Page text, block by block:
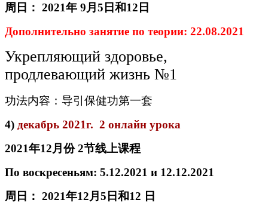
周日： 2021年 9月 5 日和12 日
Дополнительно занятие по теории: 22.08.2021
Укрепляющий здоровье,
продлевающий жизнь №1
功法内容：导引保健功第一套
4) декабрь 2021г. 2 онлайн урока
2021年12月份2节线上课程
По воскресеньям: 5.12.2021 и 12.12.2021
周日： 2021年12月 5 日和12 日